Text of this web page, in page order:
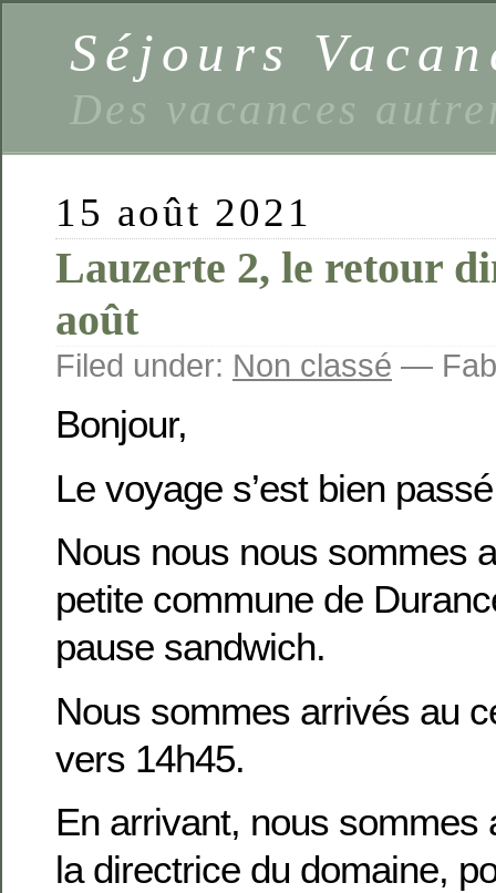
Séjours
Des vacances
15 août 2021
Lauzerte 2, le retour
août
Filed under: Non classé —
Bonjour,
Le voyage s’est bien
Nous nous nous sommes
petite commune de
pause sandwich.
Nous sommes arrivés au
vers 14h45.
En arrivant, nous sommes
la directrice du domaine,